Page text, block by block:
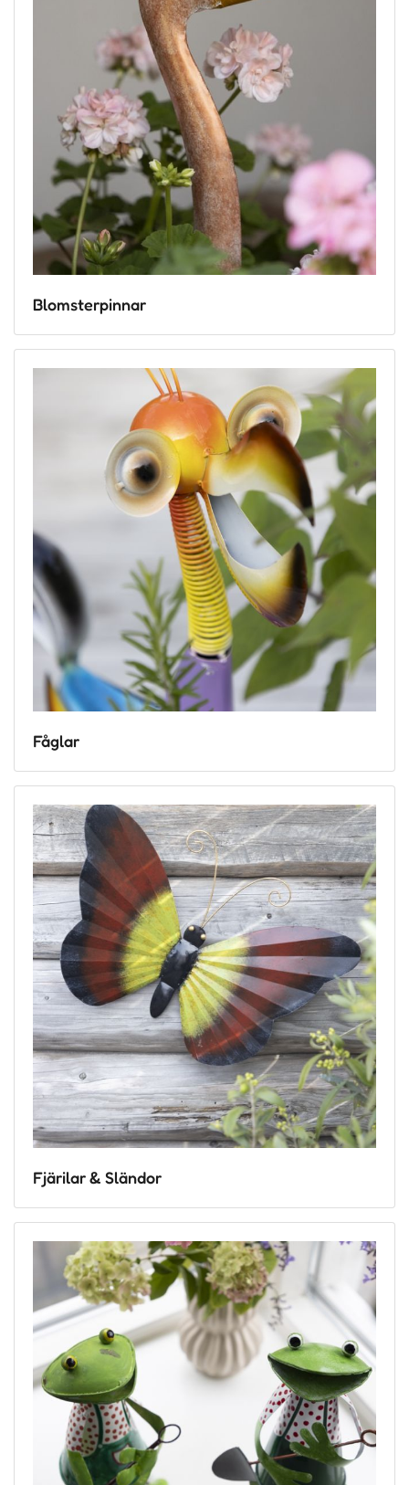
Blomsterpinnar
Fåglar
Fjärilar & Sländor